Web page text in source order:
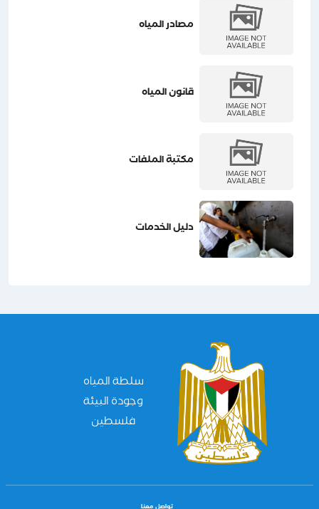
مصادر المياه
قانون المياه
مكتبة الملفات
دليل الخدمات
سلطة المياه
وجودة البيئة
فلسطين